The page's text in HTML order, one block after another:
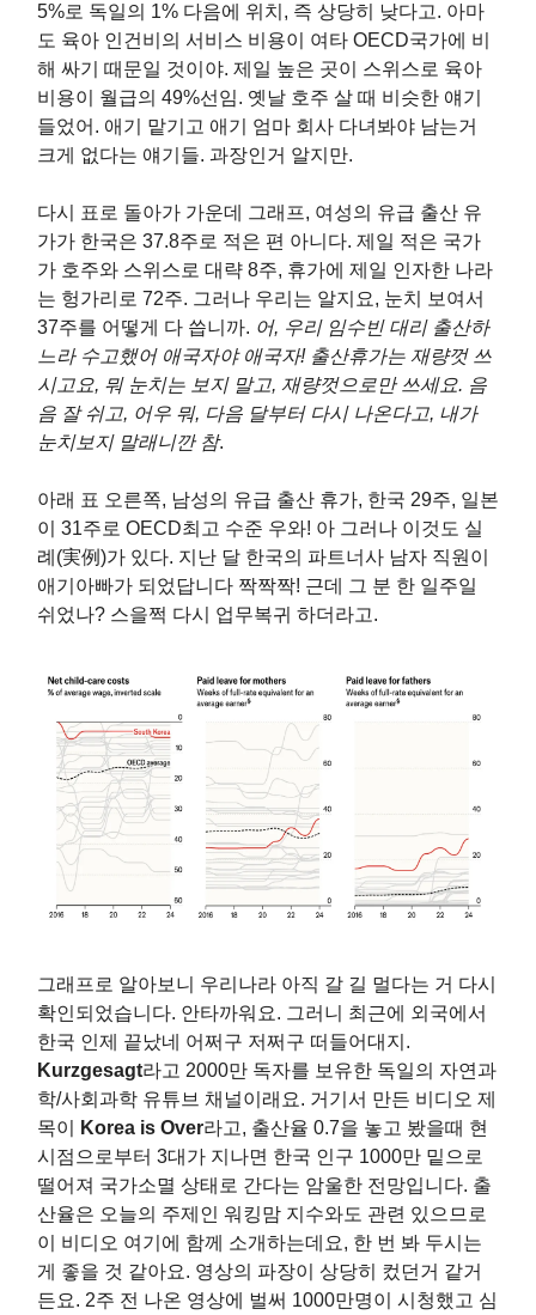
5%로 독일의 1% 다음에 위치, 즉 상당히 낮다고. 아마
도 육아 인건비의 서비스 비용이 여타 OECD국가에 비
해 싸기 때문일 것이야. 제일 높은 곳이 스위스로 육아
비용이 월급의 49%선임. 옛날 호주 살 때 비슷한 얘기
들었어. 애기 맡기고 애기 엄마 회사 다녀봐야 남는거
크게 없다는 얘기들. 과장인거 알지만.
다시 표로 돌아가 가운데 그래프, 여성의 유급 출산 유
가가 한국은 37.8주로 적은 편 아니다. 제일 적은 국가
가 호주와 스위스로 대략 8주, 휴가에 제일 인자한 나라
는 헝가리로 72주. 그러나 우리는 알지요, 눈치 보여서
37주를 어떻게 다 씁니까. 어, 우리 임수빈 대리 출산하
느라 수고했어 애국자야 애국자! 출산휴가는 재량껏 쓰
시고요, 뭐 눈치는 보지 말고, 재량껏으로만 쓰세요. 음
음 잘 쉬고, 어우 뭐, 다음 달부터 다시 나온다고, 내가
눈치보지 말래니깐 참.
아래 표 오른쪽, 남성의 유급 출산 휴가, 한국 29주, 일본
이 31주로 OECD최고 수준 우와! 아 그러나 이것도 실
례(実例)가 있다. 지난 달 한국의 파트너사 남자 직원이
애기아빠가 되었답니다 짝짝짝! 근데 그 분 한 일주일
쉬었나? 스을쩍 다시 업무복귀 하더라고.
그래프로 알아보니 우리나라 아직 갈 길 멀다는 거 다시
확인되었습니다. 안타까워요. 그러니 최근에 외국에서
한국 인제 끝났네 어쩌구 저쩌구 떠들어대지.
Kurzgesagt라고 2000만 독자를 보유한 독일의 자연과
학/사회과학 유튜브 채널이래요. 거기서 만든 비디오 제
목이
Korea is Over라고, 출산율 0.7을 놓고 봤을때 현
시점으로부터 3대가 지나면 한국 인구 1000만 밑으로
떨어져 국가소멸 상태로 간다는 암울한 전망입니다. 출
산율은 오늘의 주제인 워킹맘 지수와도 관련 있으므로
이 비디오 여기에 함께 소개하는데요, 한 번 봐 두시는
게 좋을 것 같아요. 영상의 파장이 상당히 컸던거 같거
든요. 2주 전 나온 영상에 벌써 1000만명이 시청했고 심